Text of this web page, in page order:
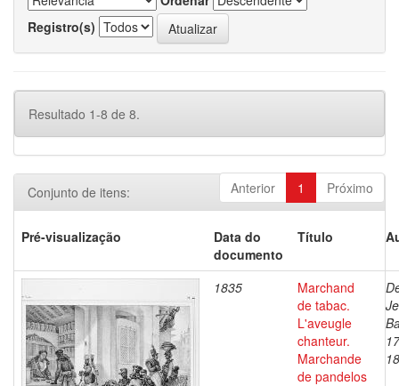
Registro(s)
Resultado 1-8 de 8.
Anterior 1 Próximo
Conjunto de itens:
Pré-visualização
Data do
documento
Título
1835
Marchand
de tabac.
L'aveugle
chanteur.
Marchande
de pandelos